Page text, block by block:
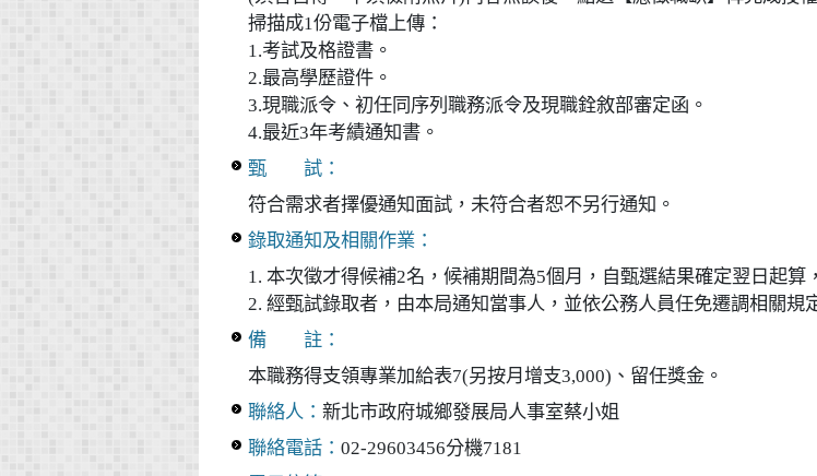
掃描成1份電子檔上傳：
1.考試及格證書。
2.最高學歷證件。
3.現職派令、初任同序列職務派令及現職銓敘部審定函。
4.最近3年考績通知書。
甄 試：
符合需求者擇優通知面試，未符合者恕不另行通知。
錄取通知及相關作業：
1. 本次徵才得候補2名，候補期間為5個月，自甄選結果確定翌日起算
2. 經甄試錄取者，由本局通知當事人，並依公務人員任免遷調相關規
備 註：
本職務得支領專業加給表7(另按月增支3,000)、留任獎金。
聯絡人： 新北市政府城鄉發展局人事室蔡小姐
聯絡電話： 02-29603456分機7181